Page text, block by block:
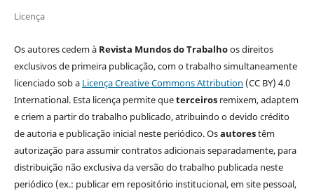
Licença
Os autores cedem à Revista Mundos do Trabalhoos direitos
exclusivos de primeira publicação, com o trabalho simultaneamente
licenciado sob a Licença Creative Commons Attribution (CC BY) 4.0
International. Esta licença permite queterceirosremixem, adaptem
e criem a partir do trabalho publicado, atribuindo o devido crédito
de autoria e publicação inicial neste periódico. Osautorestêm
autorização para assumir contratos adicionais separadamente, para
distribuição não exclusiva da versão do trabalho publicada neste
periódico (ex.: publicar em repositório institucional, em site pessoal,